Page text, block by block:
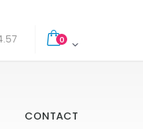
0
CONTACT